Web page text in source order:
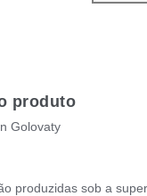
produto
Golovaty
produzidas sob a